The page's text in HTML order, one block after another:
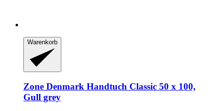
Warenkorb
Zone Denmark Handtuch Classic 50 x 100,
Gull grey